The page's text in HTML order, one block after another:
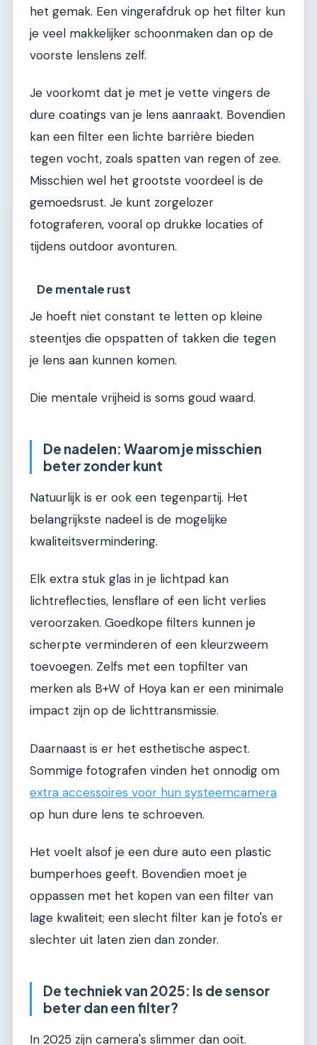
het gemak. Een vingerafdruk op het filter kun
je veel makkelijker schoonmaken dan op de
voorste lenslens zelf.
Je voorkomt dat je met je vette vingers de
dure coatings van je lens aanraakt. Bovendien
kan een filter een lichte barrière bieden
tegen vocht, zoals spatten van regen of zee.
Misschien wel het grootste voordeel is de
gemoedsrust. Je kunt zorgelozer
fotograferen, vooral op drukke locaties of
tijdens outdoor avonturen.
De mentale rust
Je hoeft niet constant te letten op kleine
steentjes die opspatten of takken die tegen
je lens aan kunnen komen.
Die mentale vrijheid is soms goud waard.
De nadelen: Waarom je misschien
beter zonder kunt
Natuurlijk is er ook een tegenpartij. Het
belangrijkste nadeel is de mogelijke
kwaliteitsvermindering.
Elk extra stuk glas in je lichtpad kan
lichtreflecties, lensflare of een licht verlies
veroorzaken. Goedkope filters kunnen je
scherpte verminderen of een kleurzweem
toevoegen. Zelfs met een topfilter van
merken als B+W of Hoya kan er een minimale
impact zijn op de lichttransmissie.
Daarnaast is er het esthetische aspect.
Sommige fotografen vinden het onnodig om
extra accessoires voor hun systeemcamera
op hun dure lens te schroeven.
Het voelt alsof je een dure auto een plastic
bumperhoes geeft. Bovendien moet je
oppassen met het kopen van een filter van
lage kwaliteit; een slecht filter kan je foto's er
slechter uit laten zien dan zonder.
De techniek van 2025: Is de sensor
beter dan een filter?
In 2025 zijn camera's slimmer dan ooit.